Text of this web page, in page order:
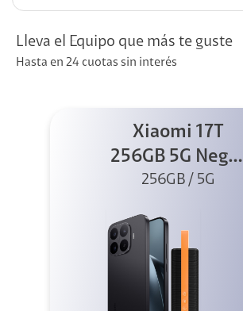
Lleva el Equipo que más te guste
Hasta en 24 cuotas sin interés
Xiaomi 17T
256GB 5G Negro
+ Sound
256GB / 5G